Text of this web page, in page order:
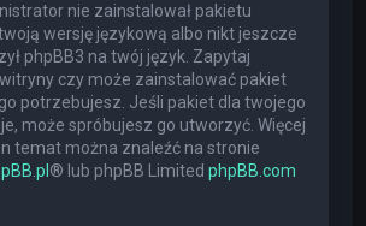
nie zainstalował pakietu
wersję językową albo nikt jeszcze
phpBB3 na twój język. Zapytaj
czy może zainstalować pakiet
potrzebujesz. Jeśli pakiet dla twojego
może spróbujesz go utworzyć. Więcej
temat można znaleźć na stronie
® lub phpBB LimitedphpBB.com